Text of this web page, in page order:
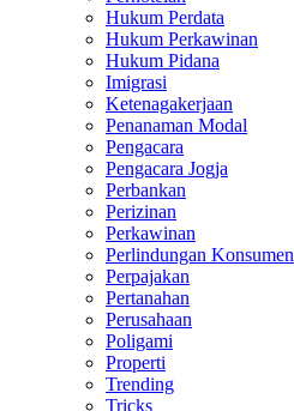
Hukum Perdata
Hukum Perkawinan
Hukum Pidana
Imigrasi
Ketenagakerjaan
Penanaman Modal
Pengacara
Pengacara Jogja
Perbankan
Perizinan
Perkawinan
Perlindungan Konsumen
Perpajakan
Pertanahan
Perusahaan
Poligami
Properti
Trending
Tricks